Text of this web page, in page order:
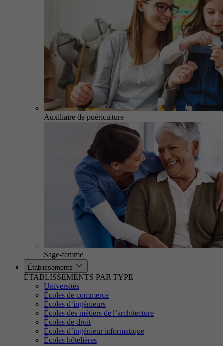
Auxiliaire de puériculture
Sage-femme
Établissements
ÉTABLISSEMENTS PAR TYPE
Universités
Écoles de commerce
Écoles d’ingénieurs
Écoles des métiers de l’architecture
Écoles de droit
Écoles d’ingénieur informatique
Écoles hôtelières